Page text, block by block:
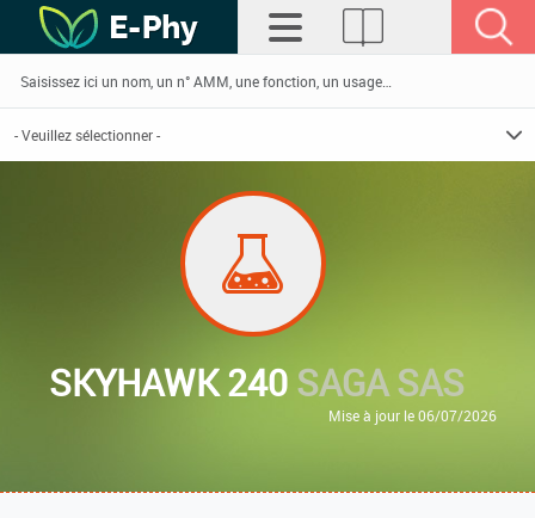
SKYHAWK 240SAGA SAS
Mise à jour le 06/07/2026